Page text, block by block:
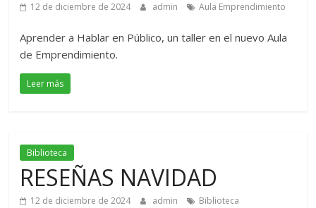
12 de diciembre de 2024 admin Aula Emprendimiento
Aprender a Hablar en Público, un taller en el nuevo Aula
de Emprendimiento.
Leer más
Biblioteca
RESEÑAS NAVIDAD
12 de diciembre de 2024 admin Biblioteca